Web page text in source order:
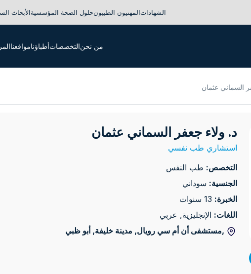
الشهاداتالمهنيون الطبيونحلول الصحة المؤسسيةالأبحاث
من نحنالتخصصاتأطباؤنامواقعنا
السماني عثمان
د. ولاء جعفر السماني عثمان
استشاري طب نفسي
التخصص: طب النفس
الجنسية: سوداني
الخبرة:
اللغات: الإنجليزية, عربي
,مستشفى أن أم سي رويال, مدينة خليفة, أبو ظبي